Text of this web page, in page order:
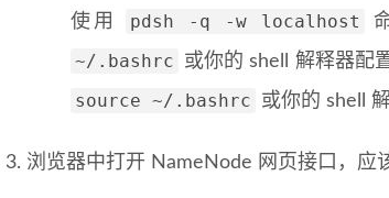
使用 pdsh -q -w localhost
~/.bashrc 或你的 shell 解释器配
source ~/.bashrc 或你的 shell
浏览器中打开 NameNode 网页接口，应